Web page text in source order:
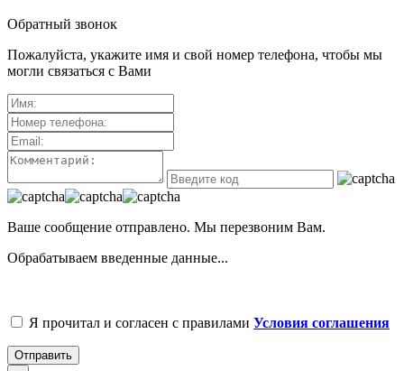
Обратный звонок
Пожалуйста, укажите имя и свой номер телефона, чтобы мы
могли связаться с Вами
Ваше сообщение отправлено. Мы перезвоним Вам.
Обрабатываем введенные данные...
Я прочитал и согласен с правилами Условия соглашения
Отправить